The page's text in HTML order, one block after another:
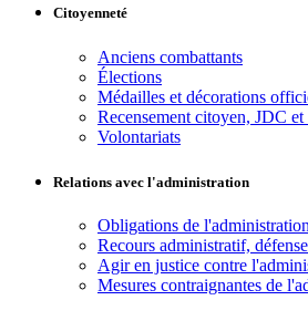
Citoyenneté
Anciens combattants
Élections
Médailles et décorations
Recensement citoyen, JDC
Volontariats
Relations avec l'administration
Obligations de l'administration
Recours administratif,
Agir en justice contre
Mesures contraignantes de